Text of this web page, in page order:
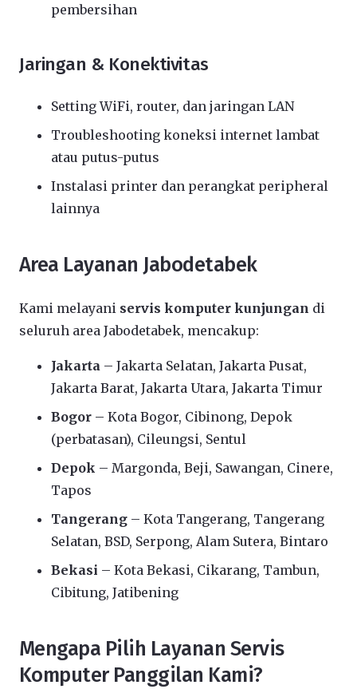
pembersihan
Jaringan & Konektivitas
Setting WiFi, router, dan jaringan LAN
Troubleshooting koneksi internet lambat
atau putus-putus
Instalasi printer dan perangkat peripheral
lainnya
Area Layanan Jabodetabek
Kami melayani servis komputer kunjungan di
seluruh area Jabodetabek, mencakup:
Jakarta – Jakarta Selatan, Jakarta Pusat,
Jakarta Barat, Jakarta Utara, Jakarta Timur
Bogor – Kota Bogor, Cibinong, Depok
(perbatasan), Cileungsi, Sentul
Depok – Margonda, Beji, Sawangan, Cinere,
Tapos
Tangerang – Kota Tangerang, Tangerang
Selatan, BSD, Serpong, Alam Sutera, Bintaro
Bekasi – Kota Bekasi, Cikarang, Tambun,
Cibitung, Jatibening
Mengapa Pilih Layanan Servis
Komputer Panggilan Kami?